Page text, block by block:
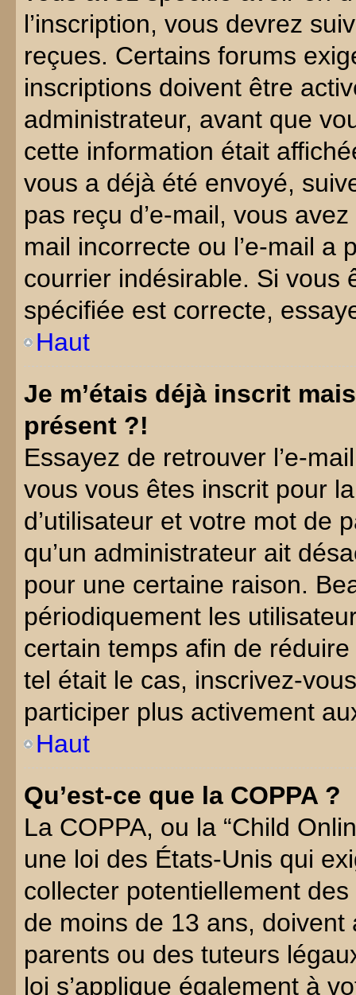
l’inscription, vous devrez
reçues. Certains forums
inscriptions doivent être
administrateur, avant que
cette information était
vous a déjà été envoyé,
pas reçu d’e-mail, vous
mail incorrecte ou l’e-mail a
courrier indésirable. Si vous
spécifiée est correcte,
Haut
Je m’étais déjà inscrit
présent ?!
Essayez de retrouver l’e-
vous vous êtes inscrit pour
d’utilisateur et votre mot de
qu’un administrateur ait
pour une certaine raison.
périodiquement les
certain temps afin de
tel était le cas, inscrivez-
participer plus activement
Haut
Qu’est-ce que la COPPA ?
La COPPA, ou la “Child
une loi des États-Unis qui
collecter potentiellement
de moins de 13 ans,
parents ou des tuteurs
loi s’applique également à